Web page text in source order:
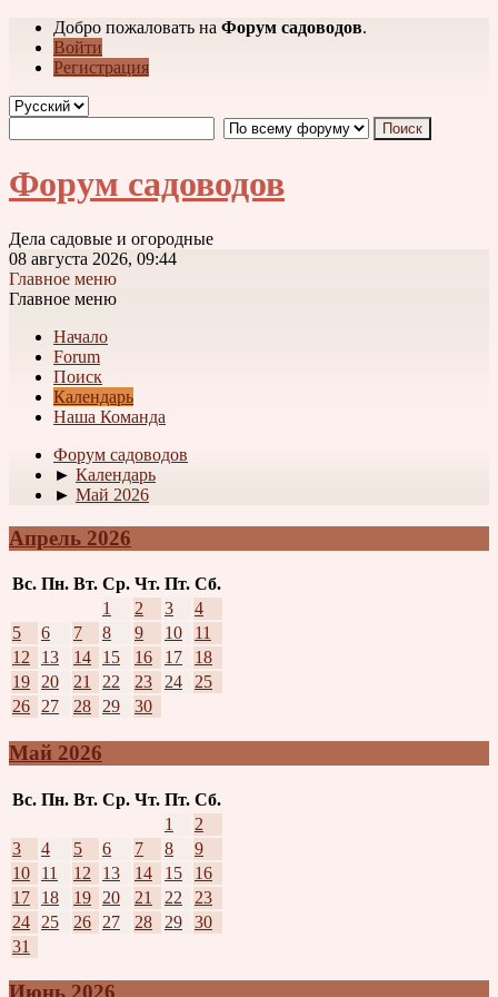
Добро пожаловать на Форум садоводов.
Войти
Регистрация
Форум садоводов
Дела садовые и огородные
08 августа 2026, 09:44
Главное меню
Главное меню
Начало
Forum
Поиск
Календарь
Наша Команда
Форум садоводов
► Календарь
► Май 2026
Апрель 2026
Вс. Пн. Вт. Ср. Чт. Пт. Сб.
1
2 3
4
5
6 7 8 9 10
11
12
13 14 15 16 17
18
19
20 21 22 23 24
25
26
27 28 29 30
Май 2026
Вс. Пн. Вт. Ср. Чт. Пт. Сб.
1
2
3
4 5 6 7 8
9
10
11 12 13 14 15
16
17
18 19 20 21 22
23
24
25 26 27 28 29
30
31